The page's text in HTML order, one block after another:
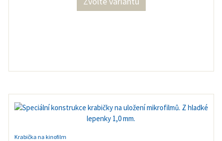
Krabička na kinofilm